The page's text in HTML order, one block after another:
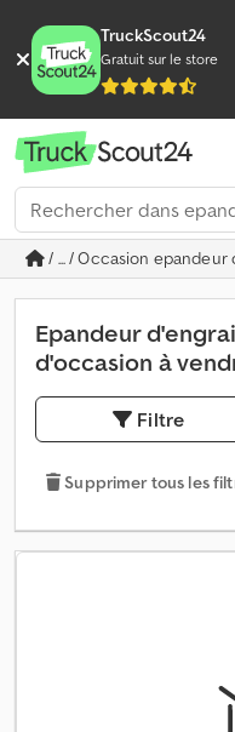
TruckScout24
Gratuit sur le store
/ ... / Occasion
Epandeur
d'occasion à
Filtre
Supprimer tous les